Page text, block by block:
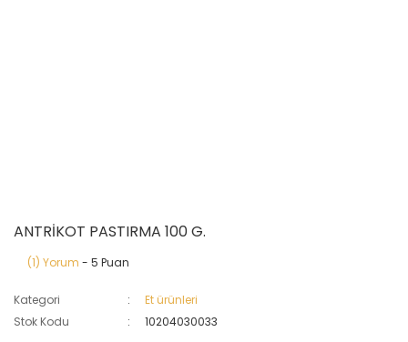
ANTRİKOT PASTIRMA 100 G.
(1) Yorum - 5 Puan
Kategori
Et ürünleri
Stok Kodu
10204030033